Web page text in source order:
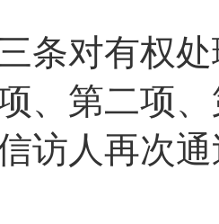
对有权处
、第二项
访人再次